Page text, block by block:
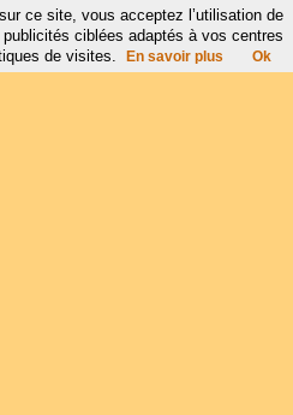
ce site, vous acceptez l’utilisation de
ciblées adaptés à vos centres
de visites.
En savoir plus Ok